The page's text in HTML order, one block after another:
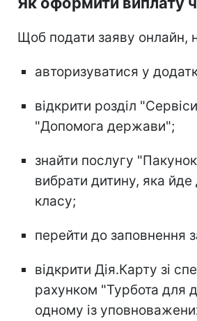
Щоб подати заяву онлайн,
авторизуватися у
відкрити розділ
"Допомога держави";
знайти послугу
вибрати дитину, яка
класу;
перейти до заповнення
відкрити Дія.Карту зі
рахунком "Турбота для
одному із